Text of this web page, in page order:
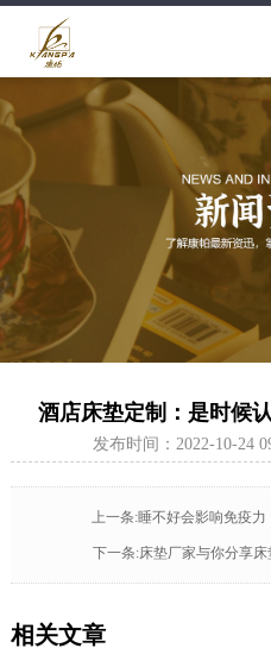
酒店床垫定制：是时候
发布时间：2022-10-24
上一条:睡不好会影响免疫
下一条:床垫厂家与你分享
相关文章